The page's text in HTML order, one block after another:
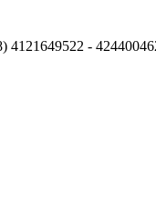
4121649522 -